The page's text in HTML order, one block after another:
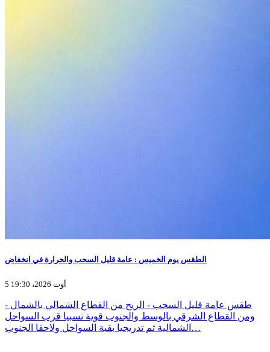
الطقس يوم الخميس : عامة قليل السحب والحرارة في انخفاض
5 أوت 2026، 19:30
- طقس عامة قليل السحب - الريح من القطاع الشمالي بالشمال
ومن القطاع الشرقي بالوسط والجنوب قوية نسبيا قرب السواحل
الشمالية ثم تدريجيا بقية السواحل ولاحقا الجنوب…